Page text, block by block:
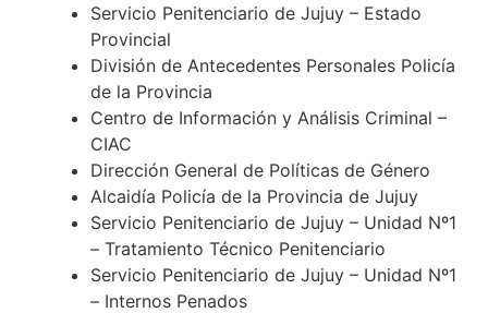
Servicio Penitenciario de Jujuy – Estado
Provincial
División de Antecedentes Personales Policía
de la Provincia
Centro de Información y Análisis Criminal –
CIAC
Dirección General de Políticas de Género
Alcaidía Policía de la Provincia de Jujuy
Servicio Penitenciario de Jujuy – Unidad Nº1
– Tratamiento Técnico Penitenciario
Servicio Penitenciario de Jujuy – Unidad Nº1
– Internos Penados